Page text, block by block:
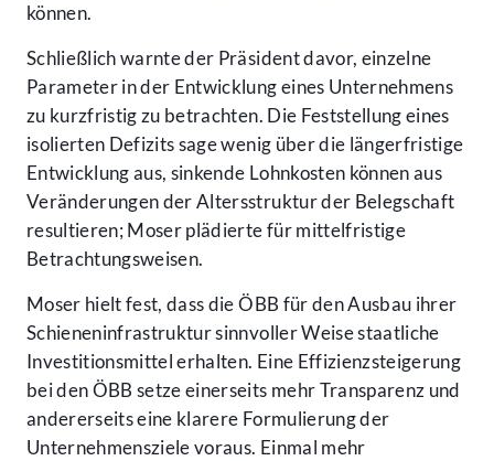
können.
Schließlich warnte der Präsident davor, einzelne
Parameter in der Entwicklung eines Unternehmens
zu kurzfristig zu betrachten. Die Feststellung eines
isolierten Defizits sage wenig über die längerfristige
Entwicklung aus, sinkende Lohnkosten können aus
Veränderungen der Altersstruktur der Belegschaft
resultieren; Moser plädierte für mittelfristige
Betrachtungsweisen.
Moser hielt fest, dass die ÖBB für den Ausbau ihrer
Schieneninfrastruktur sinnvoller Weise staatliche
Investitionsmittel erhalten. Eine Effizienzsteigerung
bei den ÖBB setze einerseits mehr Transparenz und
andererseits eine klarere Formulierung der
Unternehmensziele voraus. Einmal mehr